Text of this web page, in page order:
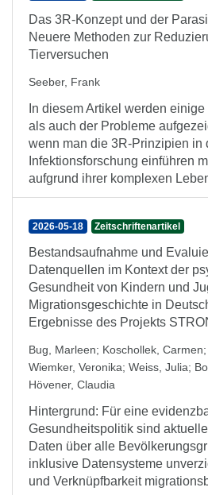
Das 3R-Konzept und der
Neuere Methoden zur
Tierversuchen
Seeber, Frank
In diesem Artikel werden
als auch der Probleme
wenn man die 3R-Prinzipien in
Infektionsforschung einführen
aufgrund ihrer komplexen
2026-05-18 Zeitschriftenartikel
Bestandsaufnahme und
Datenquellen im Kontext der
Gesundheit von Kindern und
Migrationsgeschichte in
Ergebnisse des Projekts
Bug, Marleen; Koschollek, Carmen;
Wiemker, Veronika; Weiss, Julia;
Hövener, Claudia
Hintergrund: Für eine
Gesundheitspolitik sind
Daten über alle
inklusive Datensysteme
und Verknüpfbarkeit